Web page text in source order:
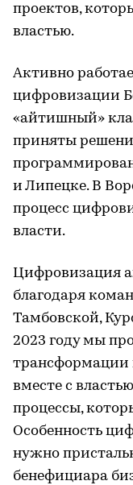
проектов,
властью.
Активно
цифровизации
«айтишный»
приняты
и Липецке. В
процесс
власти.
Цифровизация
благодаря
Тамбовской,
2023 году мы
трансформации
вместе с
процессы,
Особенность
нужно
бенефициара